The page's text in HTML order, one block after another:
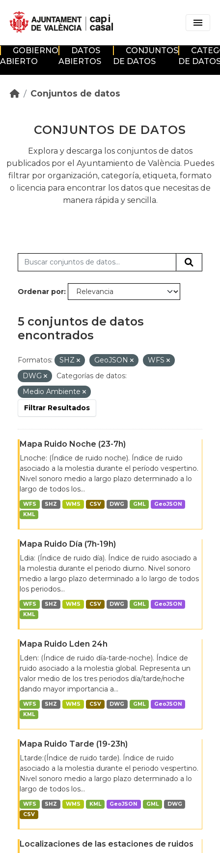
GOBIERNO
ABIERTO
DATOS
ABIERTOS
CONJUNTOS
DE DATOS
DE
Conjuntos de datos
CONJUNTOS DE DATOS
Explora y descarga los conjuntos de datos
publicados por el Ayuntamiento de València. Puedes
filtrar por organización, categoría, etiqueta, formato
o licencia para encontrar los datos que necesitas de
manera rápida y sencilla.
Ordenar por
5 conjuntos de datos
encontrados
Formatos: SHZ GeoJSON
WFS
DWG
Categorías de datos:
Medio Ambiente
Filtrar Resultados
Mapa Ruido Noche (23-7h)
Lnoche: (Índice de ruido noche). Índice de ruido
asociado a la molestia durante el período vespertino.
Nivel sonoro medio a largo plazo determinado a lo
largo de todos los...
WFS SHZ WMS CSV DWG GML
GeoJSON
KML
Mapa Ruido Día (7h-19h)
Ldia: (Índice de ruido día). Índice de ruido asociado a
la molestia durante el periodo diurno. Nivel sonoro
medio a largo plazo determinado a lo largo de todos
los periodos...
WFS SHZ WMS CSV DWG GML
GeoJSON
KML
Mapa Ruido Lden 24h
Lden: (Índice de ruido día-tarde-noche). Índice de
ruido asociado a la molestia global. Representa un
valor medio de los tres periodos día/tarde/noche
dando mayor importancia a...
WFS SHZ WMS CSV DWG GML
GeoJSON
KML
Mapa Ruido Tarde (19-23h)
Ltarde:(Índice de ruido tarde). Índice de ruido
asociado a la molestia durante el periodo vespertino.
Nivel sonoro medio a largo plazo determinado a lo
largo de todos los...
WFS SHZ WMS KML GeoJSON GML
DWG
CSV
Localizaciones de las estaciones de ruidos